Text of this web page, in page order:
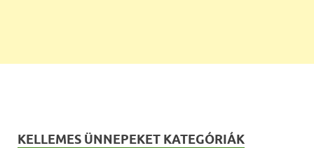
KELLEMES ÜNNEPEKET KATEGÓRIÁK